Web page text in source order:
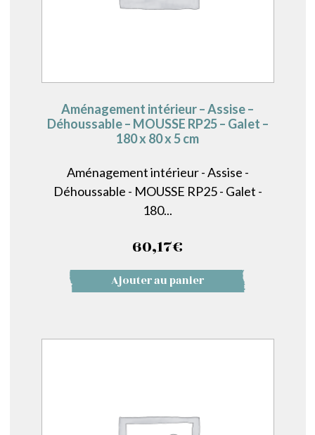
Aménagement intérieur – Assise –
Déhoussable – MOUSSE RP25 – Galet –
180 x 80 x 5 cm
Aménagement intérieur - Assise -
Déhoussable - MOUSSE RP25 - Galet -
180...
60,17€
Ajouter au panier